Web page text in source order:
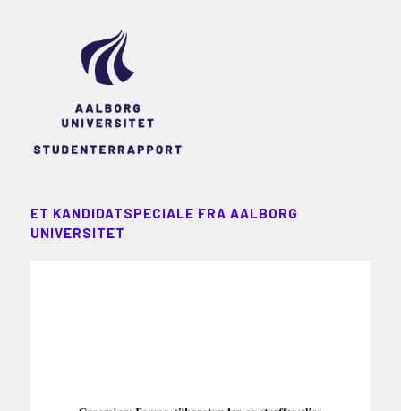
ET KANDIDATSPECIALE FRA AALBORG
UNIVERSITET